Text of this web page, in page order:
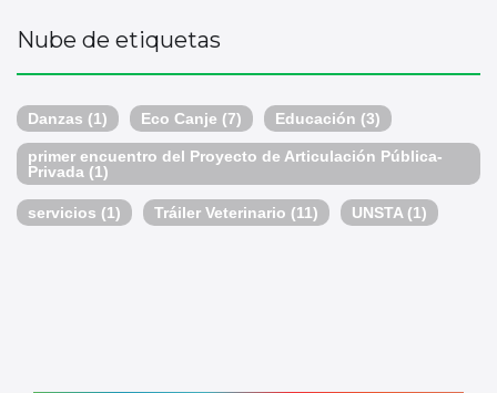
Nube de etiquetas
Danzas (1) Eco Canje (7) Educación (3)
primer encuentro del Proyecto de Articulación Pública-
Privada (1)
servicios (1) Tráiler Veterinario (11) UNSTA (1)